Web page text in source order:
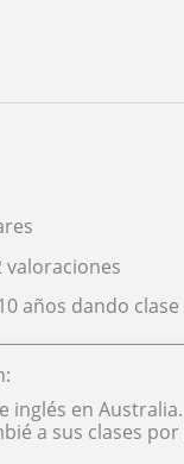
valoraciones
10 años dando clase
inglés en
a sus clases